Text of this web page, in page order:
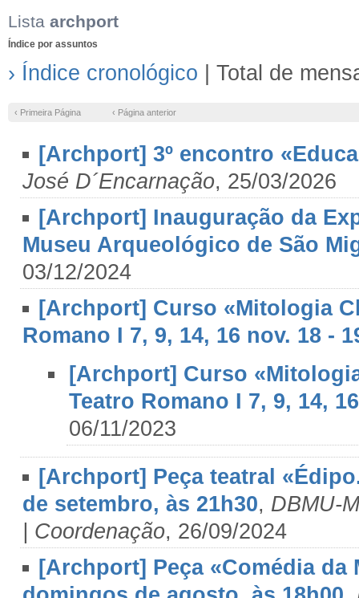
Lista archport
Índice por assuntos
› Índice cronológico | Total de
‹ Primeira Página ‹ Página anterior
[Archport] 3º encontro
José D´Encarnação, 25/03/2026
[Archport] Inauguração da
Museu Arqueológico de São
03/12/2024
[Archport] Curso «Mitologia
Romano I 7, 9, 14, 16 nov. 18 -
[Archport] Curso
Teatro Romano I 7, 9, 14,
06/11/2023
[Archport] Peça teatral
de setembro, às 21h30, DBMU-
| Coordenação, 26/09/2024
[Archport] Peça «Comédia da